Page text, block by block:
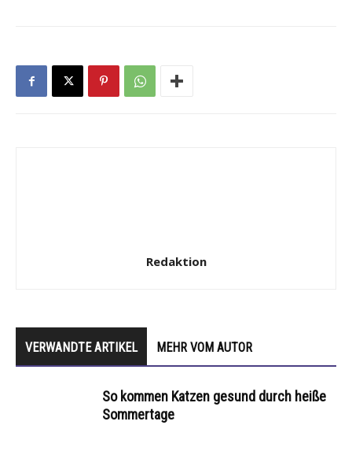
Redaktion
VERWANDTE ARTIKEL MEHR VOM AUTOR
So kommen Katzen gesund durch heiße
Sommertage